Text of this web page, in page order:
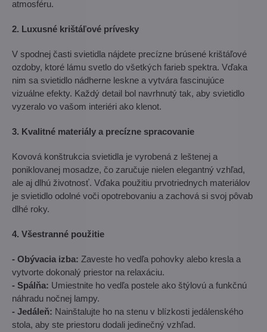
atmosféru.
2. Luxusné krištáľové prívesky
V spodnej časti svietidla nájdete precízne brúsené krištáľové
ozdoby, ktoré lámu svetlo do všetkých farieb spektra. Vďaka
nim sa svietidlo nádherne leskne a vytvára fascinujúce
vizuálne efekty. Každý detail bol navrhnutý tak, aby svietidlo
vyzeralo vo vašom interiéri ako klenot.
3. Kvalitné materiály a precízne spracovanie
Kovová konštrukcia svietidla je vyrobená z leštenej a
poniklovanej mosadze, čo zaručuje nielen elegantný vzhľad,
ale aj dlhú životnosť. Vďaka použitiu prvotriednych materiálov
je svietidlo odolné voči opotrebovaniu a zachová si svoj pôvab
dlhé roky.
4. Všestranné použitie
- Obývacia izba: Zaveste ho vedľa pohovky alebo kresla a
vytvorte dokonalý priestor na relaxáciu.
- Spálňa: Umiestnite ho vedľa postele ako štýlovú a funkčnú
náhradu nočnej lampy.
- Jedáleň: Nainštalujte ho na stenu v blízkosti jedálenského
stola, aby ste priestoru dodali jedinečný vzhľad.